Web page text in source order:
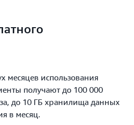
месяцев использования
получают до 100 000
до 10 ГБ хранилища данных
в месяц.